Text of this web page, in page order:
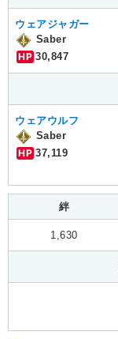
ウェアジャガー
Saber
HP 30,847
ウェアウルフ
Saber
HP 37,119
絆
1,630